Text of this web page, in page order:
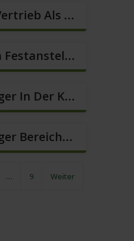
Berater Im Vertrieb Als Sofortanstellung (m/w/d)
Verkäufer In Festanstellung – Top Gehalt (m/w/d)
Quereinsteiger In Der Kundenberatung (m/w/d)
Quereinsteiger Bereich Kundenberatung (m/w/d)
… 9 Weiter